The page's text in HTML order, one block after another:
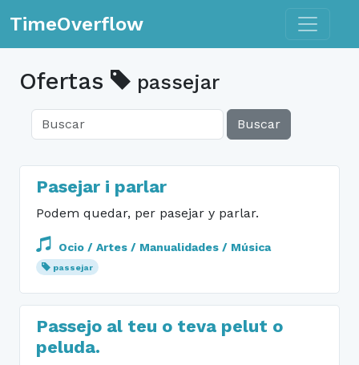
TimeOverflow Toggle
Ofertas passejar
Buscar
Pasejar i parlar
Podem quedar, per pasejar y parlar.
Ocio / Artes / Manualidades / Música
passejar
Passejo al teu o teva pelut o
peluda.